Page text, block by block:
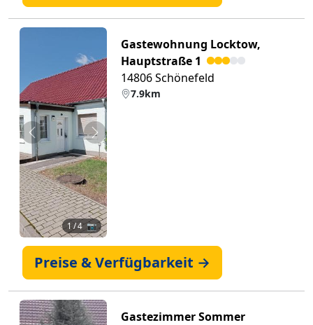
Zurück Weiter
1/ 4 📷
Gastewohnung Locktow,
Hauptstraße 1
14806 Schönefeld
7.9km
Preise & Verfügbarkeit →
Gastezimmer Sommer